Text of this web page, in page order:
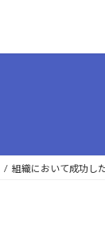
組織において成功し